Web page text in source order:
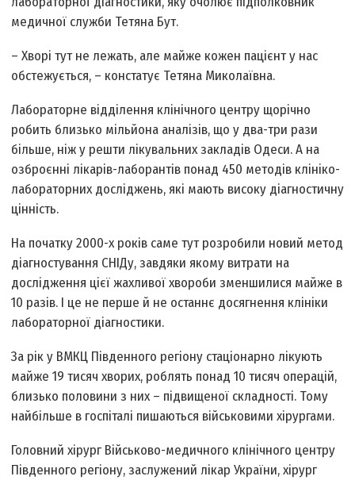
медичної служби Тетяна Бут.
– Хворі тут не лежать, але майже кожен пацієнт у нас
обстежується, – констатує Тетяна Миколаївна.
Лабораторне відділення клінічного центру щорічно
робить близько мільйона аналізів, що у два-три рази
більше, ніж у решти лікувальних закладів Одеси. А на
озброєнні лікарів-лаборантів понад 450 методів клініко-
лабораторних досліджень, які мають високу діагностичну
цінність.
На початку 2000-х років саме тут розробили новий метод
діагностування СНІДу, завдяки якому витрати на
дослідження цієї жахливої хвороби зменшилися майже в
10 разів. І це не перше й не останнє досягнення клініки
лабораторної діагностики.
За рік у ВМКЦ Південного регіону стаціонарно лікують
майже 19 тисяч хворих, роблять понад 10 тисяч операцій,
близько половини з них – підвищеної складності. Тому
найбільше в госпіталі пишаються військовими хірургами.
Головний хірург Військово-медичного клінічного центру
Південного регіону, заслужений лікар України, хірург